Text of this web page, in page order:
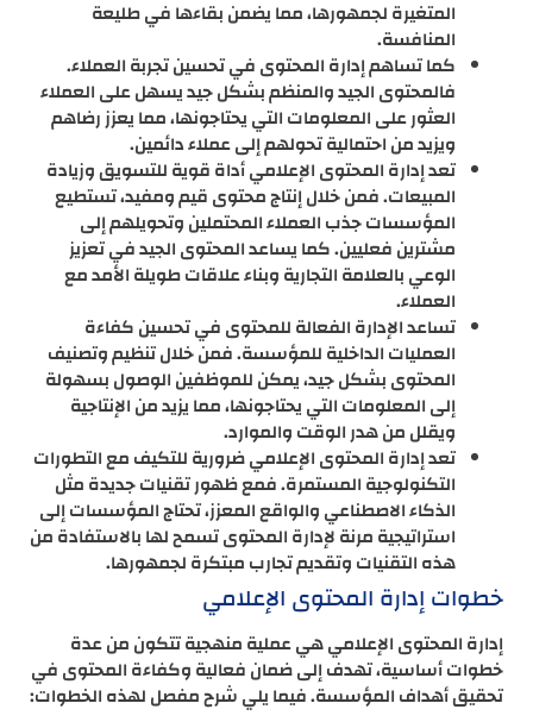
المتغيرة لجمهورها، مما يضمن بقاءها في طليعة
المنافسة.
كما تساهم إدارة المحتوى في تحسين تجربة العملاء.
فالمحتوى الجيد والمنظم بشكل جيد يسهل على العملاء
العثور على المعلومات التي يحتاجونها، مما يعزز رضاهم
ويزيد من احتمالية تحولهم إلى عملاء دائمين.
تعد إدارة المحتوى الإعلامي أداة قوية للتسويق وزيادة
المبيعات. فمن خلال إنتاج محتوى قيم ومفيد، تستطيع
المؤسسات جذب العملاء المحتملين وتحويلهم إلى
مشترين فعليين. كما يساعد المحتوى الجيد في تعزيز
الوعي بالعلامة التجارية وبناء علاقات طويلة الأمد مع
العملاء.
تساعد الإدارة الفعالة للمحتوى في تحسين كفاءة
العمليات الداخلية للمؤسسة. فمن خلال تنظيم وتصنيف
المحتوى بشكل جيد، يمكن للموظفين الوصول بسهولة
إلى المعلومات التي يحتاجونها، مما يزيد من الإنتاجية
ويقلل من هدر الوقت والموارد.
تعد إدارة المحتوى الإعلامي ضرورية للتكيف مع التطورات
التكنولوجية المستمرة. فمع ظهور تقنيات جديدة مثل
الذكاء الاصطناعي والواقع المعزز، تحتاج المؤسسات إلى
استراتيجية مرنة لإدارة المحتوى تسمح لها بالاستفادة من
هذه التقنيات وتقديم تجارب مبتكرة لجمهورها.
خطوات إدارة المحتوى الإعلامي
إدارة المحتوى الإعلامي هي عملية منهجية تتكون من عدة
خطوات أساسية، تهدف إلى ضمان فعالية وكفاءة المحتوى في
تحقيق أهداف المؤسسة. فيما يلي شرح مفصل لهذه الخطوات: